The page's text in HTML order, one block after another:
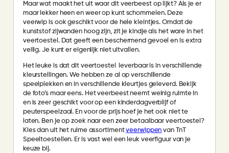
Maar wat maakt het uit waar dit veerbeest op lijkt? Als je er
maar lekker heen en weer op kunt schommelen. Deze
veerwip is ook geschikt voor de hele kleintjes. Omdat de
kunststof zijwanden hoog zijn, zit je kindje als het ware in het
veertoestel. Dat geeft een beschermend gevoel en is extra
veilig. Je kunt er eigenlijk niet uitvallen.
Het leuke is dat dit veertoestel leverbaar is in verschillende
kleurstellingen. We hebben ze al op verschillende
speelplekken en in verschillende kleurtjes geleverd. Bekijk
de foto’s maar eens. Het veerbeest neemt weinig ruimte in
en is zeer geschikt voor op een kinderdagverblijf of
peuterspeelzaal. En voor de prijs hoef je het ook niet te
laten. Ben je op zoek naar een zeer betaalbaar veertoestel?
Kies dan uit het ruime assortimentveerwippen van TnT
Speeltoestellen. Er is vast wel een leuk veerfiguur van je
keuze bij.